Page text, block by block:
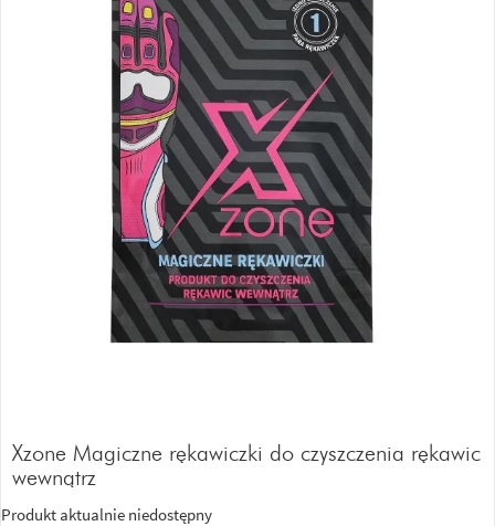
Xzone Magiczne rękawiczki do czyszczenia rękawic
wewnątrz
Produkt aktualnie niedostępny